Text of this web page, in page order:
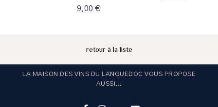
9,00 €
retour à la liste
LA MAISON DES VINS DU LANGUEDOC VOUS PROPOSE
AUSSI...